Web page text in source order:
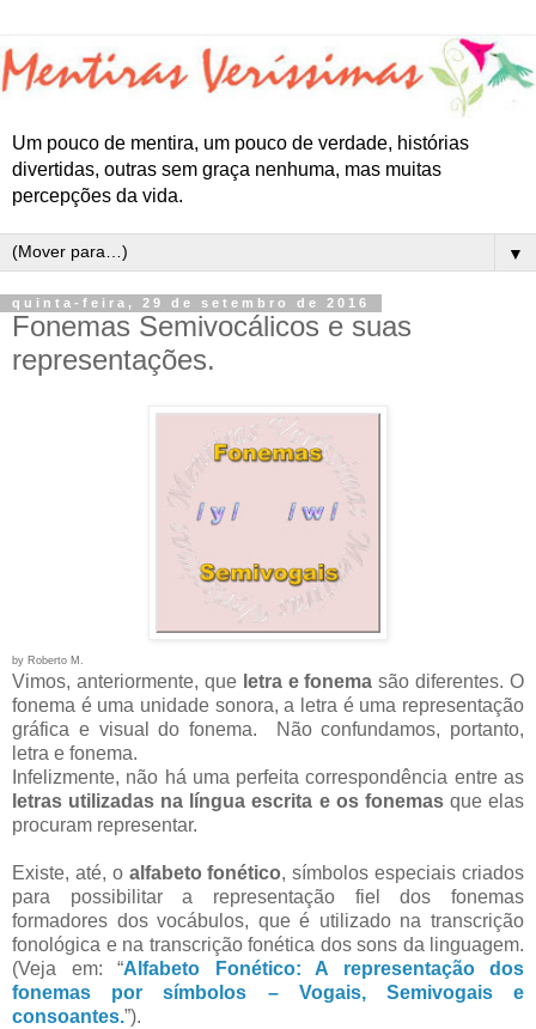
Um pouco de mentira, um pouco de verdade, histórias
divertidas, outras sem graça nenhuma, mas muitas
percepções da vida.
▼
quinta-feira, 29 de setembro de 2016
Fonemas Semivocálicos e suas
representações.
by Roberto M.
Vimos, anteriormente, que letra e fonema são diferentes. O
fonema é uma unidade sonora, a letra é uma representação
gráfica e visual do fonema. Não confundamos, portanto,
letra e fonema.
Infelizmente, não há uma perfeita correspondência entre as
letras utilizadas na língua escrita e os fonemasque elas
procuram representar.
Existe, até, o alfabeto fonético, símbolos especiais criados
para possibilitar a representação fiel dos fonemas
formadores dos vocábulos, que é utilizado na transcrição
fonológica e na transcrição fonética dos sons da linguagem.
(Veja em: “Alfabeto Fonético: A representação dos
fonemas por símbolos – Vogais, Semivogais e
consoantes.”).